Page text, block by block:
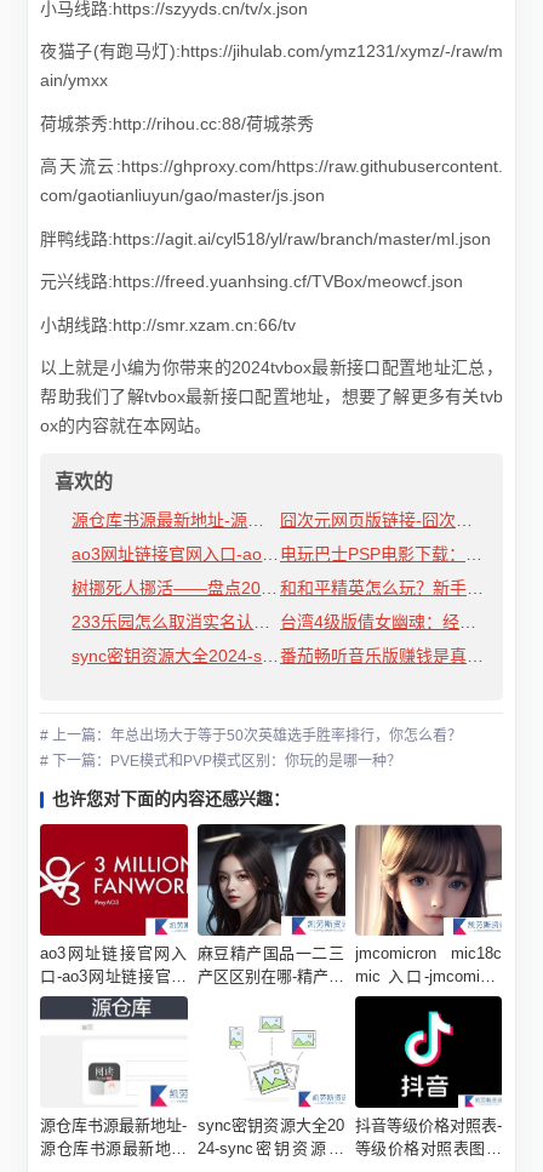
小马线路:https://szyyds.cn/tv/x.json
夜猫子(有跑马灯):https://jihulab.com/ymz1231/xymz/-/raw/m
ain/ymxx
荷城茶秀:http://rihou.cc:88/荷城茶秀
高天流云:https://ghproxy.com/https://raw.githubusercontent.
com/gaotianliuyun/gao/master/js.json
胖鸭线路:https://agit.ai/cyl518/yl/raw/branch/master/ml.json
元兴线路:https://freed.yuanhsing.cf/TVBox/meowcf.json
小胡线路:http://smr.xzam.cn:66/tv
以上就是小编为你带来的2024tvbox最新接口配置地址汇总，
帮助我们了解tvbox最新接口配置地址，想要了解更多有关tvb
ox的内容就在本网站。
喜欢的
源仓库书源最新地址-源仓库书源最新地址分享
囧次元网页版链接-囧次元网页版链接地址介绍
ao3网址链接官网入口-ao3网址链接官网入口分享
电玩巴士PSP电影下载：你的掌上影院！
树挪死人挪活——盘点2024年TOP5最佳转会
和和平精英怎么玩？新手入门必看攻略在这里！
233乐园怎么取消实名认证-233乐园取消实名认证方法介绍
台湾4级版倩女幽魂：经典IP的全新演绎
sync密钥资源大全2024-sync密钥资源大全2024最新汇总
番茄畅听音乐版赚钱是真的吗-赚钱是真的吗问题解答
# 上一篇：年总出场大于等于50次英雄选手胜率排行，你怎么看？
# 下一篇：PVE模式和PVP模式区别：你玩的是哪一种？
也许您对下面的内容还感兴趣：
ao3网址链接官网入
口-ao3网址链接官网
入口分享
麻豆精产国品一二三
产区区别在哪-精产国
jmcomicron mic18c
mic 入口-jmcomicro
n mic18c mic 入口地
源仓库书源最新地址-
源仓库书源最新地址
sync密钥资源大全20
24-sync密钥资源大
抖音等级价格对照表-
等级价格对照表图文